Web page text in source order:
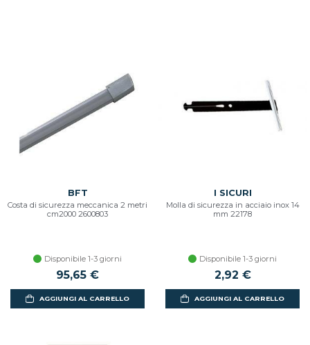
BFT
Costa di sicurezza meccanica 2 metri
cm2000 2600803
Disponibile 1-3 giorni
95,65 €
AGGIUNGI AL CARRELLO
I SICURI
Molla di sicurezza in acciaio inox 14
mm 22178
Disponibile 1-3 giorni
2,92 €
AGGIUNGI AL CARRELLO